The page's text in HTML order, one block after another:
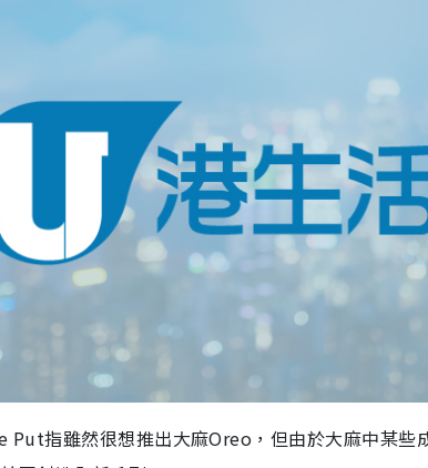
Put指雖然很想推出大麻Oreo，但由於大麻中某